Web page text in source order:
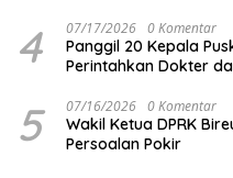
4 07/17/2026 0 Komentar
Panggil 20 Kepala
Perintahkan Dokter
5 07/16/2026 0 Komentar
Wakil Ketua DPRK
Persoalan Pokir